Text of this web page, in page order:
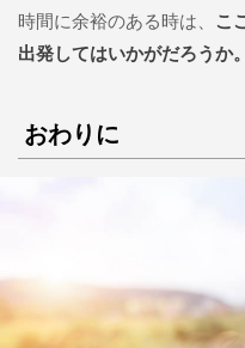
時間に余裕のある時は、 こ
出発してはいかがだろうか。
おわりに